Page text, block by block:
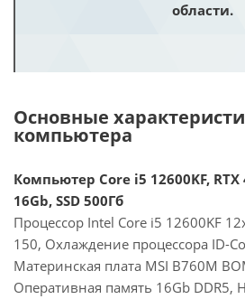
области.
Основные
компьютера
Компьютер Core i5 12600KF, RTX
16Gb, SSD 500Гб
Процессор Intel Core i5 12600KF
150, Охлаждение процессора ID-
Материнская плата MSI B760M
Оперативная память 16Gb DDR5,